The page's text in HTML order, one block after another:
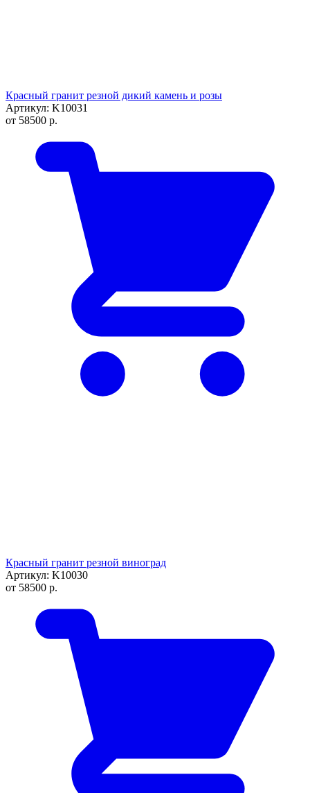
Красный гранит резной дикий камень и розы
Артикул: K10031
от 58500 р.
Красный гранит резной виноград
Артикул: K10030
от 58500 р.